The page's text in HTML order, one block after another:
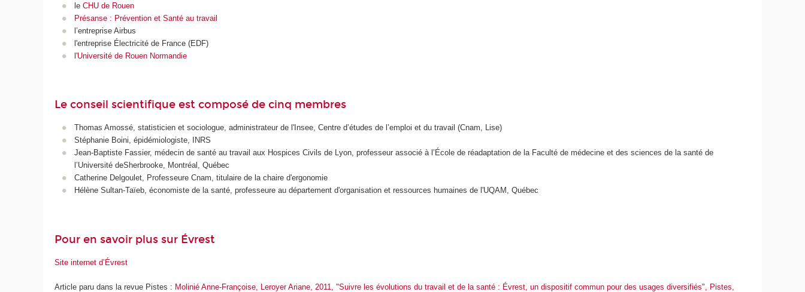
le CHU de Rouen
Présanse : Prévention et Santé au travail
l’entreprise Airbus
l'entreprise Électricité de France (EDF)
l'Université de Rouen Normandie
Le conseil scientifique est composé de cinq membres
Thomas Amossé, statisticien et sociologue, administrateur de l'Insee, Centre d’études de l’emploi et du travail (Cnam, Lise)
Stéphanie Boini, épidémiologiste, INRS
Jean-Baptiste Fassier, médecin de santé au travail aux Hospices Civils de Lyon, professeur associé à l’École de réadaptation de la Faculté de médecine et des sciences de la santé de
l’Université deSherbrooke, Montréal, Québec
Catherine Delgoulet, Professeure Cnam, titulaire de la chaire d'ergonomie
Hélène Sultan-Taïeb, économiste de la santé, professeure au département d'organisation et ressources humaines de l'UQAM, Québec
Pour en savoir plus sur Évrest
Site internet d’Évrest
Article paru dans la revue Pistes : Molinié Anne-Françoise, Leroyer Ariane, 2011, "Suivre les évolutions du travail et de la santé : Évrest, un dispositif commun pour des usages diversifiés", Pistes,